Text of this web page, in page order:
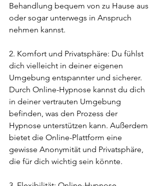
Behandlung bequem von zu Hause aus
oder sogar unterwegs in Anspruch
nehmen kannst.
2. Komfort und Privatsphäre: Du fühlst
dich vielleicht in deiner eigenen
Umgebung entspannter und sicherer.
Durch Online-Hypnose kannst du dich
in deiner vertrauten Umgebung
befinden, was den Prozess der
Hypnose unterstützen kann. Außerdem
bietet die Online-Plattform eine
gewisse Anonymität und Privatsphäre,
die für dich wichtig sein könnte.